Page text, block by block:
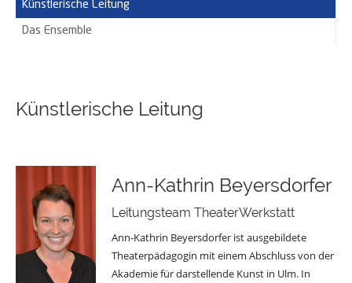
Künstlerische Leitung
Das Ensemble
Künstlerische Leitung
Ann-Kathrin Beyersdorfer
Leitungsteam TheaterWerkstatt
Ann-Kathrin Beyersdorfer ist ausgebildete
Theaterpädagogin mit einem Abschluss von der
Akademie für darstellende Kunst in Ulm. In